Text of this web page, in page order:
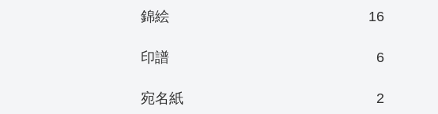
錦絵 16
印譜 6
宛名紙 2